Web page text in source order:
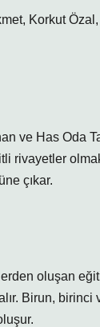
Korkut
ve Has Oda
rivayetler
çıkar.
oluşan
Birun,